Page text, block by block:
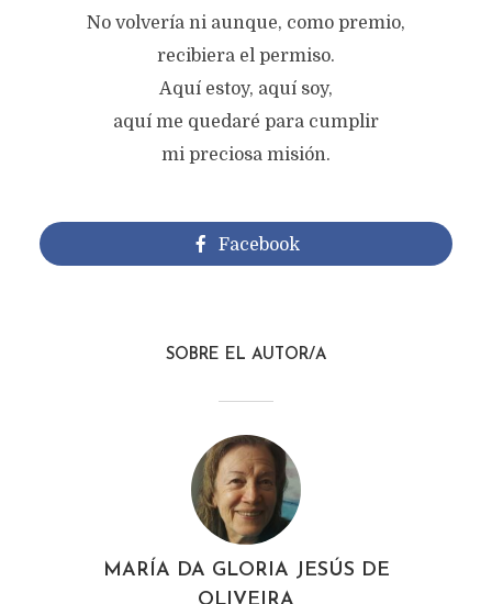
RECORRIDO
No volvería ni aunque, como premio,
recibiera el permiso.
Aquí estoy, aquí soy,
aquí me quedaré para cumplir
mi preciosa misión.
Facebook
SOBRE EL AUTOR/A
MARÍA DA GLORIA JESÚS DE